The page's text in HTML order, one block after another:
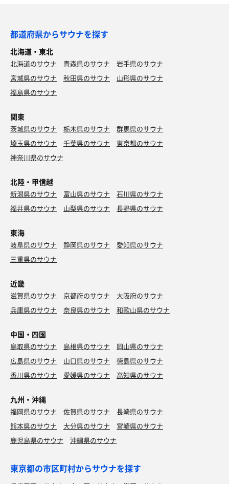
都道府県からサウナを探す
北海道・東北
北海道のサウナ 青森県のサウナ
岩手県のサウナ
宮城県のサウナ
秋田県のサウナ
山形県のサウナ
福島県のサウナ
関東
茨城県のサウナ 栃木県のサウナ
群馬県のサウナ
埼玉県のサウナ
千葉県のサウナ
東京都のサウナ
神奈川県のサウナ
北陸・甲信越
新潟県のサウナ 富山県のサウナ
石川県のサウナ
福井県のサウナ
山梨県のサウナ 長野県のサウナ
東海
岐阜県のサウナ 静岡県のサウナ
愛知県のサウナ
三重県のサウナ
近畿
滋賀県のサウナ 京都府のサウナ
大阪府のサウナ
兵庫県のサウナ
奈良県のサウナ 和歌山県のサウナ
中国・四国
鳥取県のサウナ 島根県のサウナ
岡山県のサウナ
広島県のサウナ
山口県のサウナ
徳島県のサウナ
香川県のサウナ
愛媛県のサウナ 高知県のサウナ
九州・沖縄
福岡県のサウナ 佐賀県のサウナ
長崎県のサウナ
熊本県のサウナ
大分県のサウナ
宮崎県のサウナ
鹿児島県のサウナ
沖縄県のサウナ
東京都の市区町村からサウナを探す